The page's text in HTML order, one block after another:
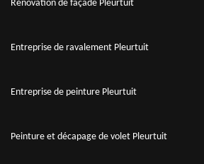
Rénovation de façade Pleurtuit
Entreprise de ravalement Pleurtuit
Entreprise de peinture Pleurtuit
Peinture et décapage de volet Pleurtuit